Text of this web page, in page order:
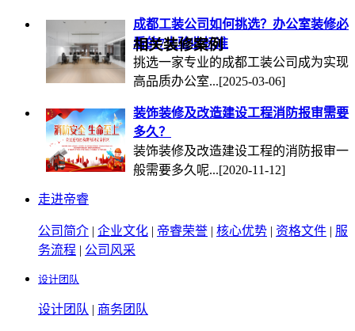
成都工装公司如何挑选？办公室装修必
看的7大验收标准
挑选一家专业的成都工装公司成为实现
高品质办公室...[2025-03-06]
装饰装修及改造建设工程消防报审需要
多久？
装饰装修及改造建设工程的消防报审一
般需要多久呢...[2020-11-12]
相关装修案例
走进帝睿
公司简介 | 企业文化 | 帝睿荣誉 | 核心优势 | 资格文件 | 服
务流程 | 公司风采
设计团队
设计团队 | 商务团队